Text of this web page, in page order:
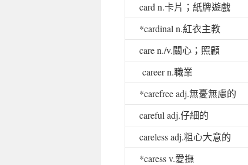
card n.卡片；紙牌遊戲
*cardinal n.紅衣主教
care n./v.關心；照顧
career n.職業
*carefree adj.無憂無慮的
careful adj.仔細的
careless adj.粗心大意的
*caress v.愛撫